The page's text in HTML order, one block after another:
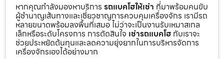
หากคุณกำลังมองหาบริการ รถแบคโฮให้เช่า ที่มาพร้อมคนขับ
ผู้ชำนาญเส้นทางและเชี่ยวชาญการควบคุมเครื่องจักร เรามีรถ
หลายขนาดพร้อมลงพื้นที่เสมอ ไม่ว่าจะเป็นงานรับเหมาสเกล
เล็กหรือระดับโครงการ การตัดสินใจ เช่ารถแบคโฮ กับเราจะ
ช่วยประหยัดต้นทุนและลดความยุ่งยากในการบริหารจัดการ
เครื่องจักรเองได้อย่างมาก